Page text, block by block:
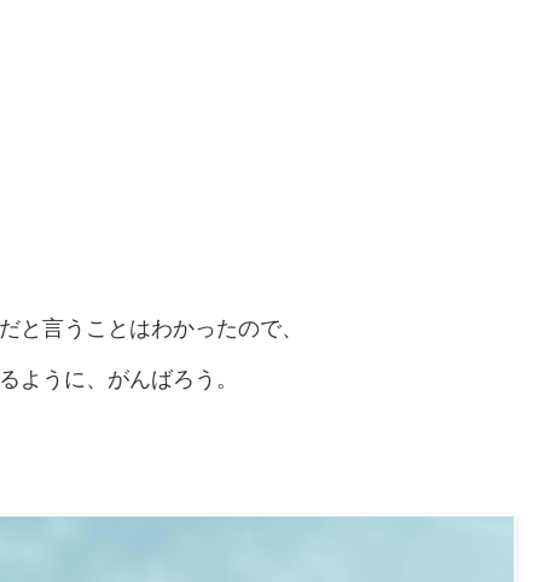
と言うことはわかったので、
ように、がんばろう。